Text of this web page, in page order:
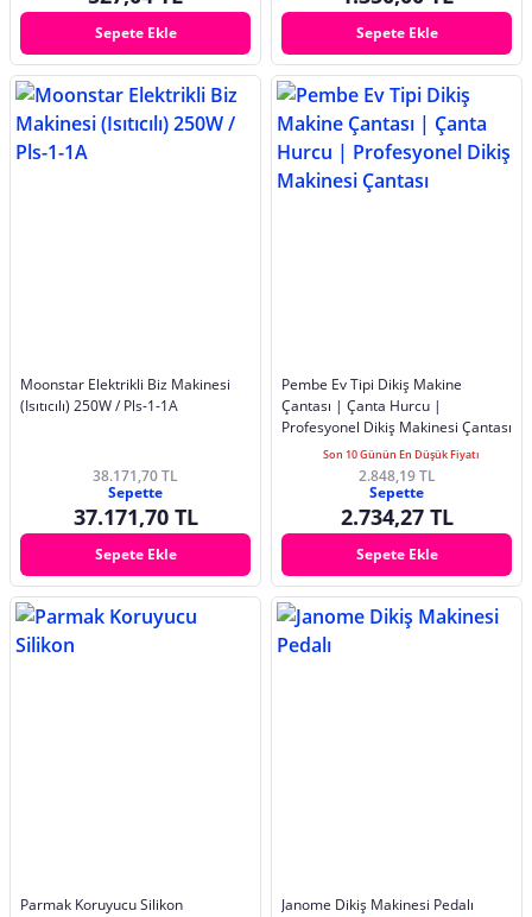
Sepete Ekle Sepete Ekle
Moonstar Elektrikli Biz Makinesi
(Isıtıcılı) 250W / Pls-1-1A
38.171,70 TL
Sepette
37.171,70 TL
Sepete Ekle
Pembe Ev Tipi Dikiş Makine
Çantası | Çanta Hurcu |
Profesyonel Dikiş Makinesi Çantası
Son 10 Günün En Düşük Fiyatı
2.848,19 TL
Sepette
2.734,27 TL
Sepete Ekle
Parmak Koruyucu Silikon Janome Dikiş Makinesi Pedalı